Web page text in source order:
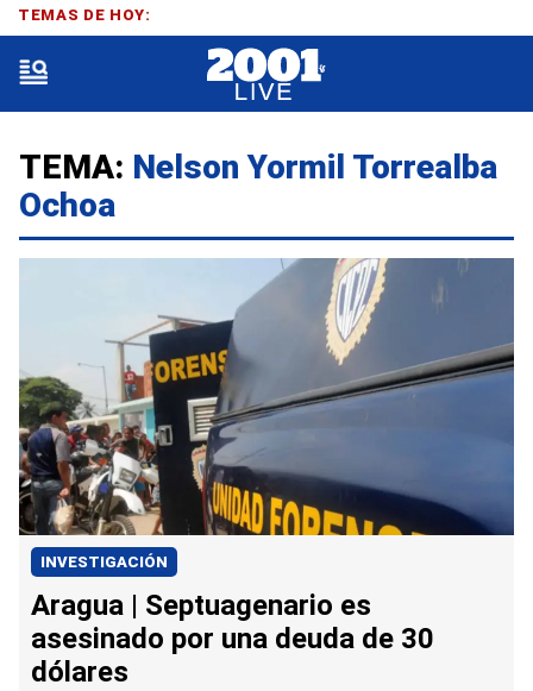
TEMA: Nelson Yormil Torrealba
Ochoa
INVESTIGACIÓN
Aragua | Septuagenario es
asesinado por una deuda de 30
dólares
TEMAS DE HOY: